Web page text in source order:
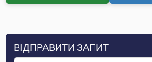
ВІДПРАВИТИ ЗАПИТ